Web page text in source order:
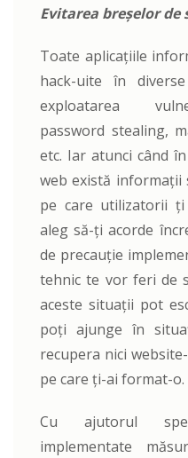
Evitarea breșelor de
Toate aplicațiile
hack-uite în
exploatarea
password stealing,
etc. Iar atunci când
web există informații
pe care utilizatorii
aleg să-ți acorde
de precauție
tehnic te vor feri de
aceste situații pot
poți ajunge în
recupera nici
pe care ți-ai format-o.
Cu ajutorul
implementate